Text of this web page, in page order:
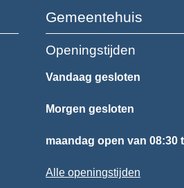
Gemeentehuis
Openingstijden
Vandaag gesloten
Morgen gesloten
maandag open van 08:30
Alle openingstijden